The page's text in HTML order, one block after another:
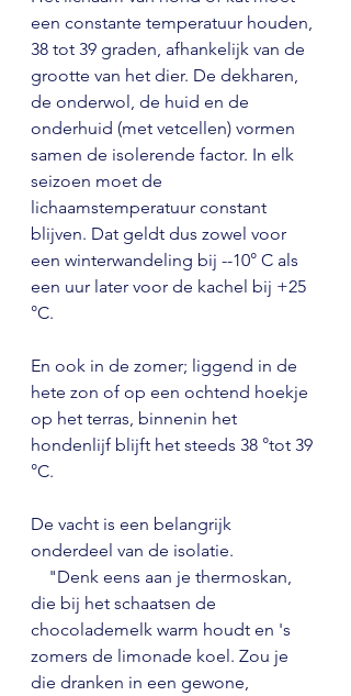
een constante temperatuur houden,
38 tot 39 graden, afhankelijk van de
grootte van het dier. De dekharen,
de onderwol, de huid en de
onderhuid (met vetcellen) vormen
samen de isolerende factor. In elk
seizoen moet de
lichaamstemperatuur constant
blijven. Dat geldt dus zowel voor
een winterwandeling bij --10° C als
een uur later voor de kachel bij +25
°C.
En ook in de zomer; liggend in de
hete zon of op een ochtend hoekje
op het terras, binnenin het
hondenlijf blijft het steeds 38 °tot 39
°C.
De vacht is een belangrijk
onderdeel van de isolatie.
die bij het schaatsen de
chocolademelk warm houdt en 's
zomers de limonade koel. Zou je
die dranken in een gewone,